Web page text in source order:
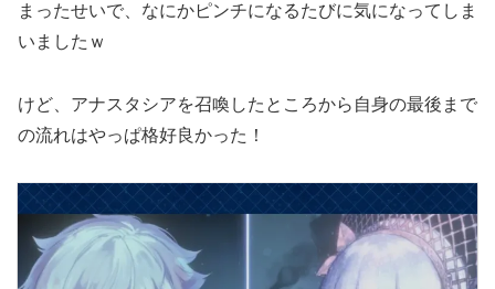
まったせいで、なにかピンチになるたびに気になってしま
いましたｗ
けど、アナスタシアを召喚したところから自身の最後まで
の流れはやっぱ格好良かった！